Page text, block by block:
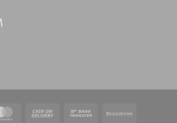
MasterCardKontant
Banköverföring